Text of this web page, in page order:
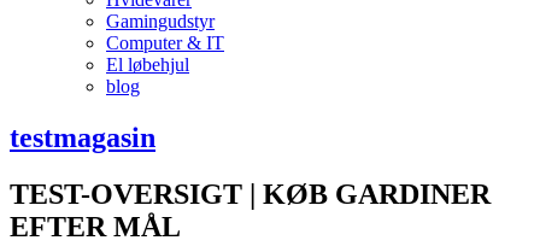
Gamingudstyr
Computer & IT
El løbehjul
blog
testmagasin
TEST-OVERSIGT | KØB GARDINER
EFTER MÅL